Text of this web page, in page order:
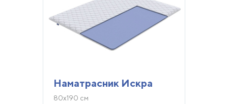
Наматрасник Искра
80х190 см